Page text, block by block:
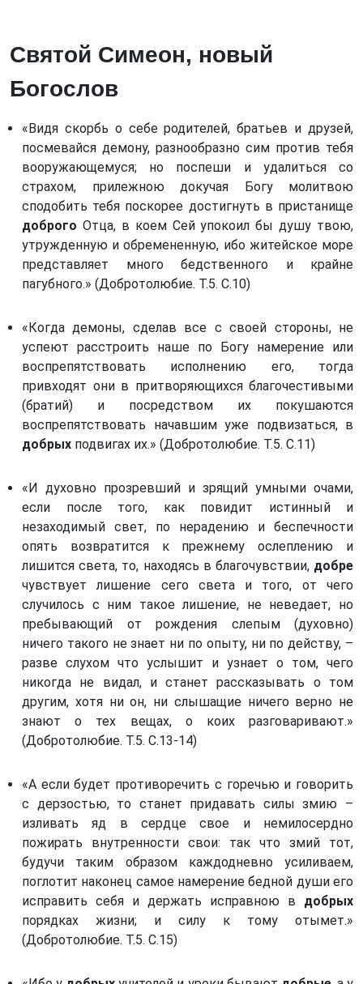
Книга Иова. (Иов)
Псалтирь. (Пс)
Книга Екклесиаста, или Проповедника. (Еккл)
Книга Премудрости Соломона. (Прем) *
Книга Премудрости Иисуса, сына Сирахова.
(Сир) *
Книга Пророка Исаии. (Ис)
Книга Пророка Иеремии. (Иер)
Послание Иеремии. (Посл Иер) *
Книга пророка Осии. (Ос)
Книга пророка Амоса. (Ам)
Книга пророка Михея. (Мих)
Книга пророка Софонии. (Соф)
Книга пророка Захарии. (Зах)
Вторая книга Маккавейская. (2 Мак) *
Третья книга Маккавейская. (3 Мак) *
Третья книга Ездры. (3 Езд) *
От Матфея святое благовествование. (Мф)
От Марка святое благовествование. (Мк)
От Луки святое благовествование. (Лк)
От Иоанна святое благовествование. (Ин)
Деяния святых апостолов. (Деян)
Послание Иакова. (Иак)
Первое послание Петра. (1 Пет)
Третье послание Иоанна Богослова. (3 Ин)
Послание к Римлянам. (Рим)
Первое послание к Коринфянам. (1 Кор)
Второе послание к Коринфянам. (2 Кор)
Послание к Галатам. (Гал)
Послание к Ефесянам. (Еф)
Блаженный Диадох, епископ Фотики
Преподобный Отец наш Иоанн Карпафский
Святой Максим исповедник
Блаженный Авва Фалассий
Святой Феодор, епископ Едесский
Преподобный Феодор
Преподобный отец св. Авва Филимон
Преподобный отец Феогност
Илия пресвитер и Екдик
Святой преподобный Феодор Студит (часть 1)
Святой преподобный Феодор Студит (часть 2)
Святой преподобный Феодор Студит (часть 3)
Святой Симеон, новый Богослов
Преподобный Никита Стифат
Феолипт, митрополит Филадельфийский
Святой Григорий Синаит
Никифор уединенник
Святой Григорий Палама, архиепископ Солунский
Иноков Каллиста и Игнатия Ксанфопулов
Господин Каллист Тиликуд
Блаженнейший Симеон, архиепископ Солунский
Преподобный Серафим, старец Саровский
Собрано из святых отцов
Святой Симеон, новый
Богослов
«Видя скорбь о себе родителей, братьев и друзей,
посмевайся демону, разнообразно сим против тебя
вооружающемуся; но поспеши и удалиться со
страхом, прилежною докучая Богу молитвою
сподобить тебя поскорее достигнуть в пристанище
доброго Отца, в коем Сей упокоил бы душу твою,
утружденную и обремененную, ибо житейское море
представляет много бедственного и крайне
пагубного.» (Добротолюбие. Т.5. С.10)
«Когда демоны, сделав все с своей стороны, не
успеют расстроить наше по Богу намерение или
воспрепятствовать исполнению его, тогда
привходят они в притворяющихся благочестивыми
(братий) и посредством их покушаются
воспрепятствовать начавшим уже подвизаться, в
добрых подвигах их.» (Добротолюбие. Т.5. С.11)
«И духовно прозревший и зрящий умными очами,
если после того, как повидит истинный и
незаходимый свет, по нерадению и беспечности
опять возвратится к прежнему ослеплению и
лишится света, то, находясь в благочувствии, добре
чувствует лишение сего света и того, от чего
случилось с ним такое лишение, не неведает, но
пребывающий от рождения слепым (духовно)
ничего такого не знает ни по опыту, ни по действу, –
разве слухом что услышит и узнает о том, чего
никогда не видал, и станет рассказывать о том
другим, хотя ни он, ни слышащие ничего верно не
знают о тех вещах, о коих разговаривают.»
(Добротолюбие. Т.5. С.13-14)
«А если будет противоречить с горечью и говорить
с дерзостью, то станет придавать силы змию –
изливать яд в сердце свое и немилосердно
пожирать внутренности свои: так что змий тот,
будучи таким образом каждодневно усиливаем,
поглотит наконец самое намерение бедной души его
исправить себя и держать исправною в добрых
порядках жизни; и силу к тому отымет.»
(Добротолюбие. Т.5. С.15)